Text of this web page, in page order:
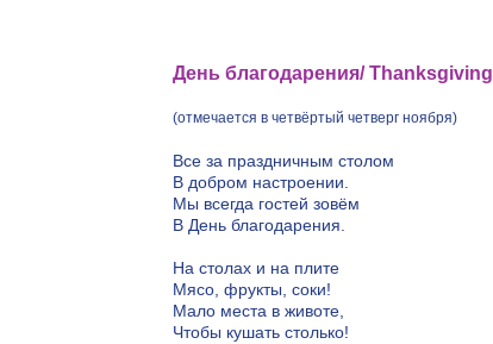
День благодарения/ Thanksgiving
(отмечается в четвёртый четверг ноября)
Все за праздничным столом
В добром настроении.
Мы всегда гостей зовём
В День благодарения.
На столах и на плите
Мясо, фрукты, соки!
Мало места в животе,
Чтобы кушать столько!